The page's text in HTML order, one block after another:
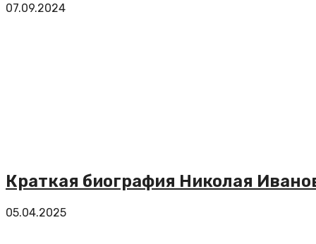
07.09.2024
Краткая биография Николая
05.04.2025